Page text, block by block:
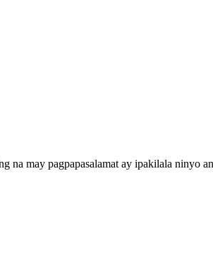
na may pagpapasalamat ay ipakilala ninyo